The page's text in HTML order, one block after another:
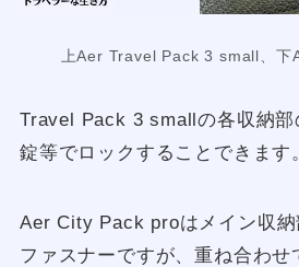
上Aer Travel Pack 3 small、下
Travel Pack 3 smallの各収納部
錠等でロックすることできます
Aer City Pack proはメイン収
ファスナーですが、重ね合わ